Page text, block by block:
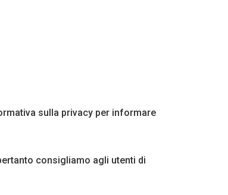
sulla privacy per informare
consigliamo agli utenti di